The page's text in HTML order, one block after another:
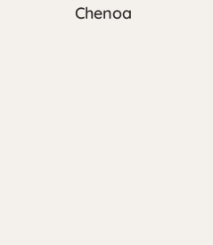
Chenoa